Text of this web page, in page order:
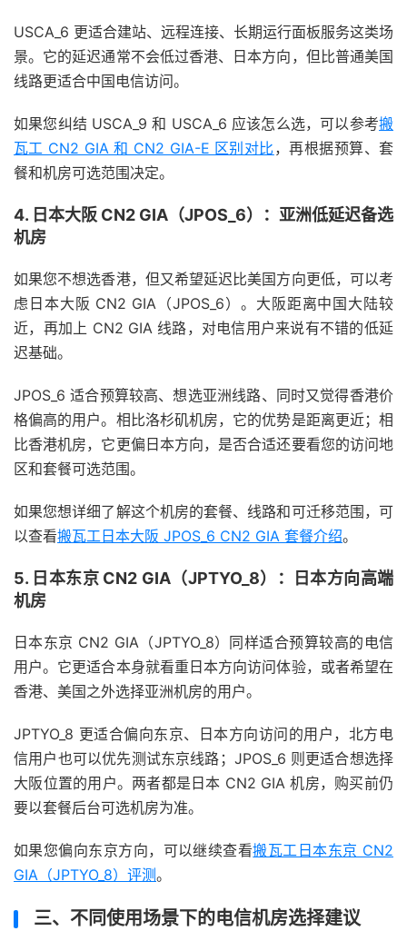
USCA_6 更适合建站、远程连接、长期运行面板服务这类场
景。它的延迟通常不会低过香港、日本方向，但比普通美国
线路更适合中国电信访问。
如果您纠结 USCA_9 和 USCA_6 应该怎么选，可以参考搬
瓦工 CN2 GIA 和 CN2 GIA-E 区别对比 ，再根据预算、套
餐和机房可选范围决定。
4. 日本大阪 CN2 GIA（JPOS_6）：亚洲低延迟备选
机房
如果您不想选香港，但又希望延迟比美国方向更低，可以考
虑日本大阪 CN2 GIA（JPOS_6）。大阪距离中国大陆较
近，再加上 CN2 GIA 线路，对电信用户来说有不错的低延
迟基础。
JPOS_6 适合预算较高、想选亚洲线路、同时又觉得香港价
格偏高的用户。相比洛杉矶机房，它的优势是距离更近；相
比香港机房，它更偏日本方向，是否合适还要看您的访问地
区和套餐可选范围。
如果您想详细了解这个机房的套餐、线路和可迁移范围，可
以查看搬瓦工日本大阪 JPOS_6 CN2 GIA 套餐介绍。
5. 日本东京 CN2 GIA（JPTYO_8）：日本方向高端
机房
日本东京 CN2 GIA（JPTYO_8）同样适合预算较高的电信
用户。它更适合本身就看重日本方向访问体验，或者希望在
香港、美国之外选择亚洲机房的用户。
JPTYO_8 更适合偏向东京、日本方向访问的用户，北方电
信用户也可以优先测试东京线路；JPOS_6 则更适合想选择
大阪位置的用户。两者都是日本 CN2 GIA 机房，购买前仍
要以套餐后台可选机房为准。
如果您偏向东京方向，可以继续查看搬瓦工日本东京 CN2
GIA（JPTYO_8）评测。
三、不同使用场景下的电信机房选择建议